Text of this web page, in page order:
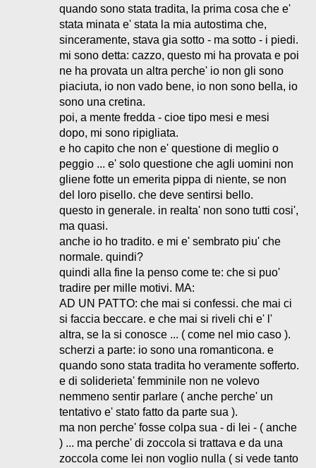
quando sono stata tradita, la prima cosa che e'
stata minata e' stata la mia autostima che,
sinceramente, stava gia sotto - ma sotto - i piedi.
mi sono detta: cazzo, questo mi ha provata e poi
ne ha provata un altra perche' io non gli sono
piaciuta, io non vado bene, io non sono bella, io
sono una cretina.
poi, a mente fredda - cioe tipo mesi e mesi
dopo, mi sono ripigliata.
e ho capito che non e' questione di meglio o
peggio ... e' solo questione che agli uomini non
gliene fotte un emerita pippa di niente, se non
del loro pisello. che deve sentirsi bello.
questo in generale. in realta' non sono tutti cosi',
ma quasi.
anche io ho tradito. e mi e' sembrato piu' che
normale. quindi?
quindi alla fine la penso come te: che si puo'
tradire per mille motivi. MA:
AD UN PATTO: che mai si confessi. che mai ci
si faccia beccare. e che mai si riveli chi e' l'
altra, se la si conosce ... ( come nel mio caso ).
scherzi a parte: io sono una romanticona. e
quando sono stata tradita ho veramente sofferto.
e di soliderieta' femminile non ne volevo
nemmeno sentir parlare ( anche perche' un
tentativo e' stato fatto da parte sua ).
ma non perche' fosse colpa sua - di lei - ( anche
) ... ma perche' di zoccola si trattava e da una
zoccola come lei non voglio nulla ( si vede tanto